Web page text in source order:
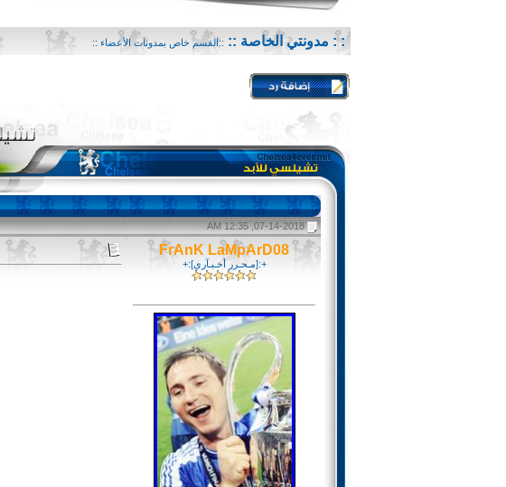
: : مدونتي الخاصة :: ::القسم خاص بمدونات الأعضاء ::
07-14-2018, 12:35 AM
FrAnK LaMpArD08
+:[مـحـرر أخـبـآري]:+